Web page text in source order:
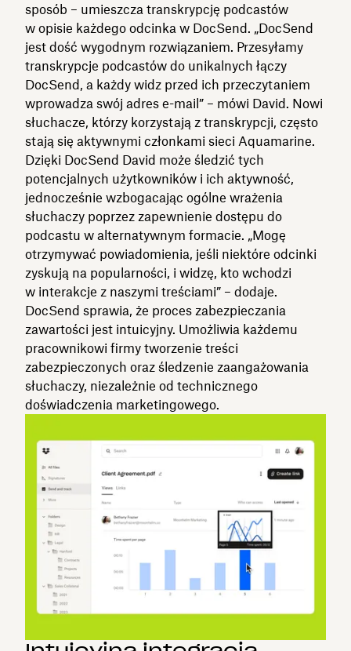
sposób – umieszcza transkrypcję podcastów
w opisie każdego odcinka w DocSend. „DocSend
jest dość wygodnym rozwiązaniem. Przesyłamy
transkrypcje podcastów do unikalnych łączy
DocSend, a każdy widz przed ich przeczytaniem
wprowadza swój adres e-mail” – mówi David. Nowi
słuchacze, którzy korzystają z transkrypcji, często
stają się aktywnymi członkami sieci Aquamarine.
Dzięki DocSend David może śledzić tych
potencjalnych użytkowników i ich aktywność,
jednocześnie wzbogacając ogólne wrażenia
słuchaczy poprzez zapewnienie dostępu do
podcastu w alternatywnym formacie. „Mogę
otrzymywać powiadomienia, jeśli niektóre odcinki
zyskują na popularności, i widzę, kto wchodzi
w interakcje z naszymi treściami” – dodaje.
DocSend sprawia, że proces zabezpieczania
zawartości jest intuicyjny. Umożliwia każdemu
pracownikowi firmy tworzenie treści
zabezpieczonych oraz śledzenie zaangażowania
słuchaczy, niezależnie od technicznego
doświadczenia marketingowego.